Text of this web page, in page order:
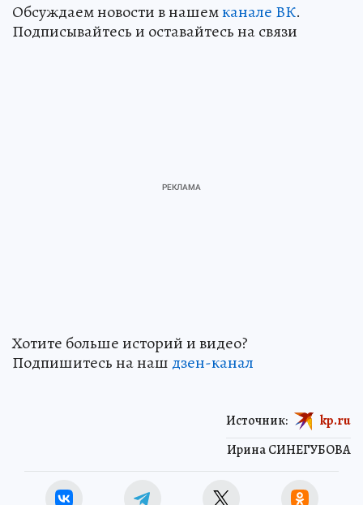
Обсуждаем новости в нашемканале ВК.
Подписывайтесь и оставайтесь на связи
Хотите больше историй и видео?
Подпишитесь на наш дзен-канал
Ирина СИНЕГУБОВА
Источник: kp.ru